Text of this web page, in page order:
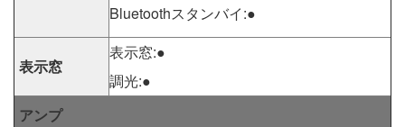
Bluetoothスタンバイ:●
表示窓
表示窓:●
調光:●
アンプ